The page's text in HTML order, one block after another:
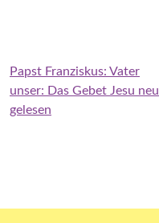
Papst Franziskus: Vater
unser: Das Gebet Jesu neu
gelesen